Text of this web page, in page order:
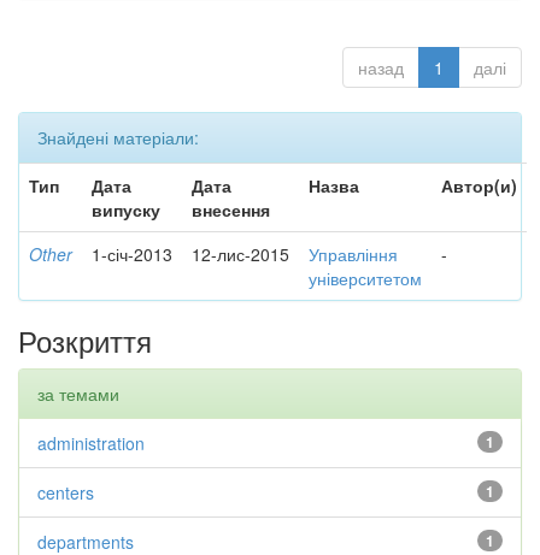
назад 1 далі
Знайдені матеріали:
Тип
Дата
випуску
Дата
внесення
Назва Автор(и)
Other 1-січ-2013 12-лис-2015
Управління
університетом
-
Розкриття
за темами
1
administration
1
centers
1
departments